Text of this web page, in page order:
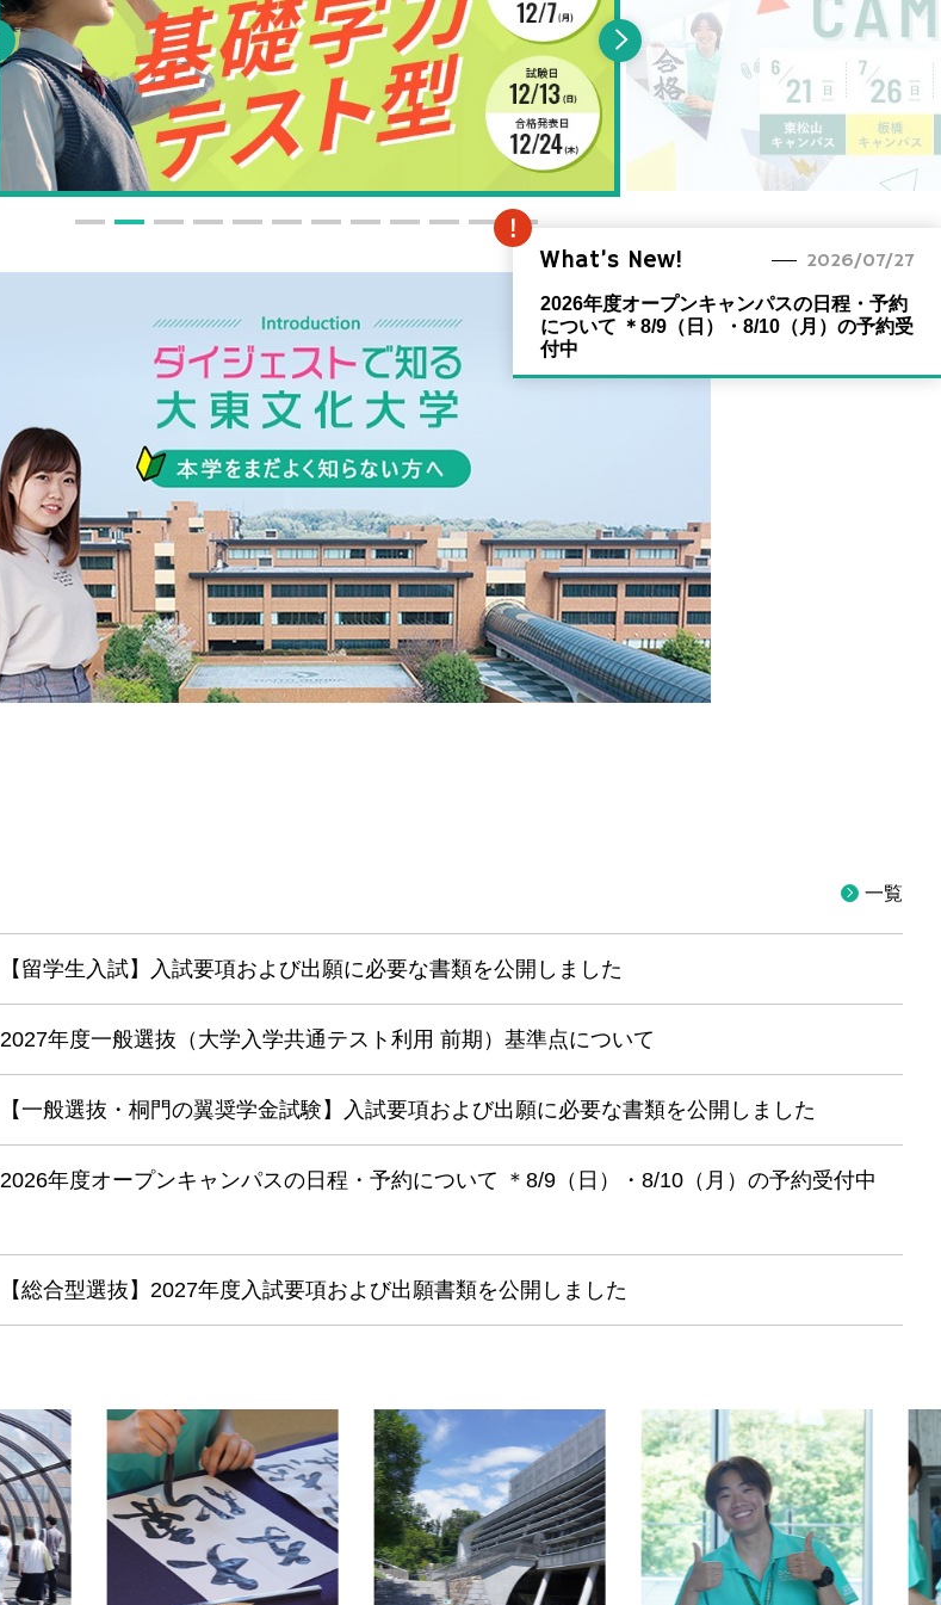
What’s New! 2026/07/27
2026年度オープンキャンパスの日程・予約
について ＊8/9（日）・8/10（月）の予約受
付中
【留学生入試】入試要項および出願に必要な書類を公開しました
2027年度一般選抜（大学入学共通テスト利用 前期）基準点について
【一般選抜・桐門の翼奨学金試験】入試要項および出願に必要な書類を公開しました
2026年度オープンキャンパスの日程・予約について ＊8/9（日）・8/10（月）の予約受付中
【総合型選抜】2027年度入試要項および出願書類を公開しました
一覧